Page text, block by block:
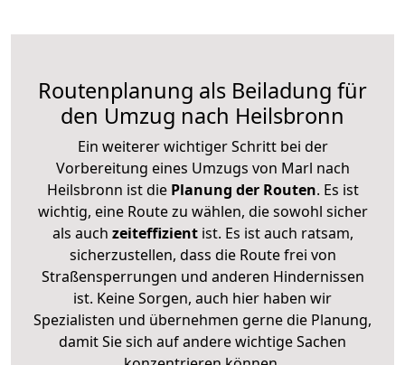
Routenplanung als Beiladung für
den Umzug nach Heilsbronn
Ein weiterer wichtiger Schritt bei der
Vorbereitung eines Umzugs von Marl nach
Heilsbronn ist diePlanung der Routen. Es ist
wichtig, eine Route zu wählen, die sowohl sicher
als auch zeiteffizientist. Es ist auch ratsam,
sicherzustellen, dass die Route frei von
Straßensperrungen und anderen Hindernissen
ist. Keine Sorgen, auch hier haben wir
Spezialisten und übernehmen gerne die Planung,
damit Sie sich auf andere wichtige Sachen